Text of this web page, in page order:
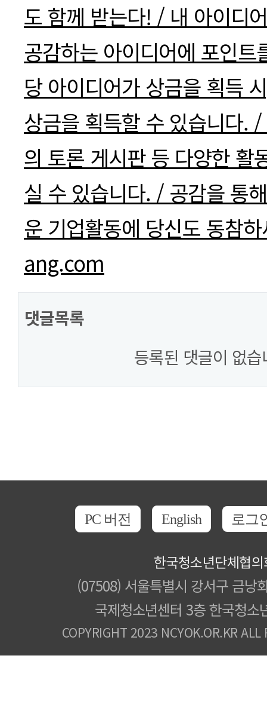
댓글목록
등록된 댓글이 없습
PC 버전 English 로그
한국청소년단체협
(07508) 서울특별시 강서구 금낭
국제청소년센터 3층 한국청소
COPYRIGHT 2023 NCYOK.OR.KR ALL